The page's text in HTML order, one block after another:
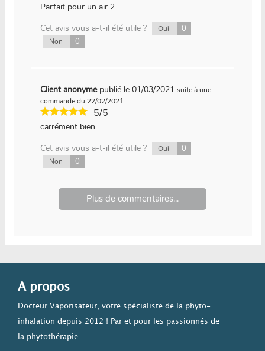
Parfait pour un air 2
Cet avis vous a-t-il été utile ?
Oui 0
Non 0
Client anonyme publié le 01/03/2021 suite à une
commande du 22/02/2021
5/5
carrément bien
Cet avis vous a-t-il été utile ?
Oui 0
Non 0
Plus de commentaires...
A propos
Docteur Vaporisateur, votre spécialiste de la phyto-
inhalation depuis 2012 ! Par et pour les passionnés de
la phytothérapie...